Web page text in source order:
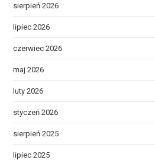
sierpień 2026
lipiec 2026
czerwiec 2026
maj 2026
luty 2026
styczeń 2026
sierpień 2025
lipiec 2025